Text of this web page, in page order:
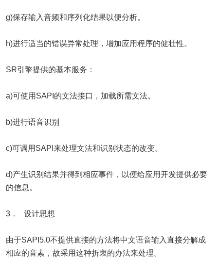
g)保存输入音频和序列化结果以便分析。
h)进行适当的错误异常处理，增加应用程序的健壮性。
SR引擎提供的基本服务：
a)可使用SAPI的文法接口，加载所需文法。
b)进行语音识别
c)可调用SAPI来处理文法和识别状态的改变。
d)产生识别结果并得到相应事件，以便给应用开发提供必要
的信息。
3． 设计思想
由于SAPI5.0不提供直接的方法将中文语音输入直接分解成
相应的音素，故采用这种折衷的办法来处理。